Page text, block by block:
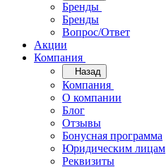
Бренды
Бренды
Вопрос/Ответ
Акции
Компания
Назад
Компания
О компании
Блог
Отзывы
Бонусная программа
Юридическим лицам
Реквизиты